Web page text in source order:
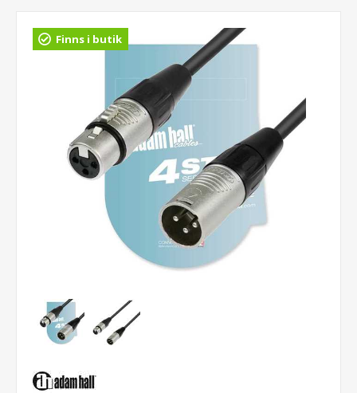
Finns i butik